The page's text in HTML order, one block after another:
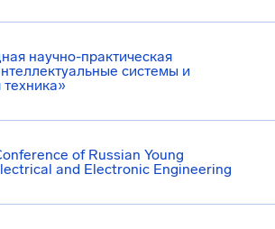
научно-практическая
системы и
of Russian Young
and Electronic Engineering